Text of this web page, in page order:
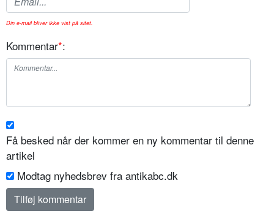
Din e-mail bliver ikke vist på sitet.
Kommentar*:
Få besked når der kommer en ny kommentar til denne
artikel
Modtag nyhedsbrev fra antikabc.dk